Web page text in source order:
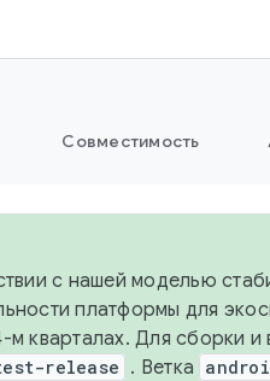
Совместимость
с нашей моделью
платформы для
кварталах. Для сборки и
release . Ветка